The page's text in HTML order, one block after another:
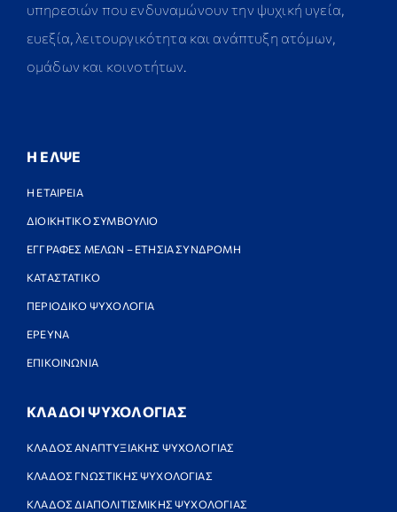
υπηρεσιών που ενδυναμώνουν την ψυχική υγεία,
ευεξία, λειτουργικότητα και ανάπτυξη ατόμων,
ομάδων και κοινοτήτων.
Η ΕΛΨΕ
Η ΕΤΑΙΡΕΙΑ
ΔΙΟΙΚΗΤΙΚΟ ΣΥΜΒΟΥΛΙΟ
ΕΓΓΡΑΦΕΣ ΜΕΛΩΝ – ΕΤΗΣΙΑ ΣΥΝΔΡΟΜΗ
ΚΑΤΑΣΤΑΤΙΚΟ
ΠΕΡΙΟΔΙΚΟ ΨΥΧΟΛΟΓΙΑ
ΕΡΕΥΝΑ
ΕΠΙΚΟΙΝΩΝΙΑ
ΚΛΑΔΟΙ ΨΥΧΟΛΟΓΙΑΣ
ΚΛΑΔΟΣ ΑΝΑΠΤΥΞΙΑΚΗΣ ΨΥΧΟΛΟΓΙΑΣ
ΚΛΑΔΟΣ ΓΝΩΣΤΙΚΗΣ ΨΥΧΟΛΟΓΙΑΣ
ΚΛΑΔΟΣ ΔΙΑΠΟΛΙΤΙΣΜΙΚΗΣ ΨΥΧΟΛΟΓΙΑΣ